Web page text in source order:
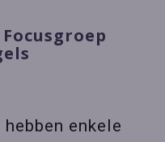
enkele